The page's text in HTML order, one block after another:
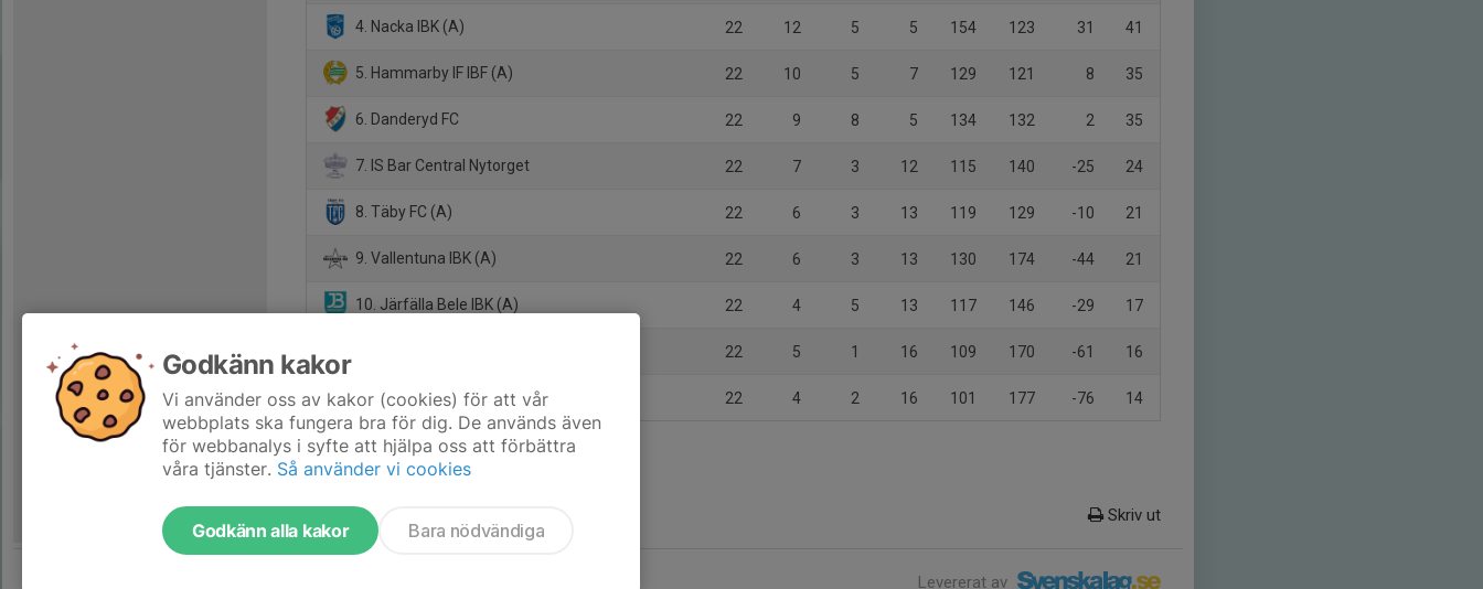
4. Nacka IBK (A) 22 12 5 5 154 123 31 41
5. Hammarby IF IBF (A) 22 10 5 7 129 121 8 35
6. Danderyd FC 22 9 8 5 134 132 2 35
7. IS Bar Central Nytorget 22 7 3 12 115 140 -25 24
8. Täby FC (A) 22 6 3 13 119 129 -10 21
9. Vallentuna IBK (A) 22 6 3 13 130 174 -44 21
10. Järfälla Bele IBK (A) 22 4 5 13 117 146 -29 17
22 5 1 16 109 170 -61 16
12. Jakobsbergs IBF (A) 22 4 2 16 101 177 -76 14
Skriv ut
Levererat av
Godkänn kakor
Vi använder oss av kakor (cookies) för att vår
webbplats ska fungera bra för dig. De används även
för webbanalys i syfte att hjälpa oss att förbättra
våra tjänster. Så använder vi cookies
Godkänn alla kakor Bara nödvändiga